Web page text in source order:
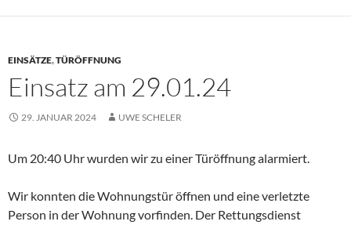
EINSÄTZE,TÜRÖFFNUNG
Einsatz am 29.01.24
29. JANUAR 2024 UWE SCHELER
Um 20:40 Uhr wurden wir zu einer Türöffnung alarmiert.
Wir konnten die Wohnungstür öffnen und eine verletzte
Person in der Wohnung vorfinden. Der Rettungsdienst